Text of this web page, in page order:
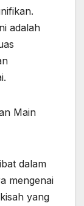
adalah
Main
dalam
mengenai
yang